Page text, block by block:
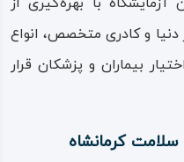
دنیا و کادری متخصص، انواع
بیماران و پزشکان قرار
سلامت کرمانشاه